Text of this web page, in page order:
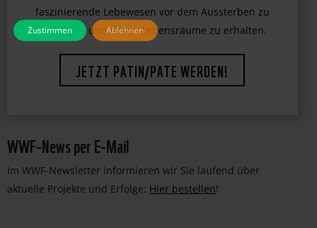
bedrohter Tierarten. Unterstützen Sie uns dabei,
faszinierende Lebewesen vor dem Aussterben zu
JETZT PATIN/PATE WERDEN!
WWF-News per E-Mail
Im WWF-Newsletter informieren wir Sie laufend über
aktuelle Projekte und Erfolge: Hier bestellen!
Zustimmen Ablehnen